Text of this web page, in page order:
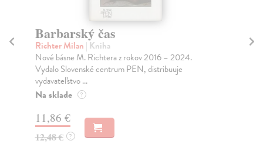
Na nádvorí smrti
Richter Milan | Kniha
Vybrané básne M. Richtera s motívmi holokaustu,
antisemitizmu a židovského osudu z rokov 1976 –
2023...
Do 3 dní
9,59 €
9,89 € ?